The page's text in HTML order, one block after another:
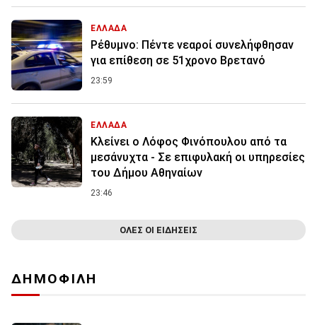
ΕΛΛΑΔΑ
Ρέθυμνο: Πέντε νεαροί συνελήφθησαν
για επίθεση σε 51χρονο Βρετανό
23:59
ΕΛΛΑΔΑ
Κλείνει ο Λόφος Φινόπουλου από τα
μεσάνυχτα - Σε επιφυλακή οι υπηρεσίες
του Δήμου Αθηναίων
23:46
ΟΛΕΣ ΟΙ ΕΙΔΗΣΕΙΣ
ΔΗΜΟΦΙΛΗ